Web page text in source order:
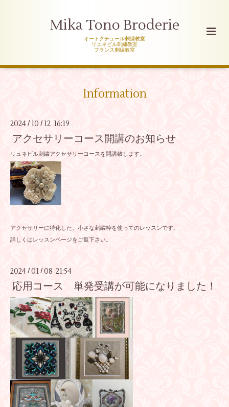
Mika Tono Broderie
オートクチュール刺繍教室
リュネビル刺繍教室
フランス刺繍教室
Information
2024 / 10 / 12 16:19
アクセサリーコース開講のお知らせ
リュネビル刺繍アクセサリーコースを開講致します。
アクセサリーに特化した、小さな刺繍枠を使ってのレッスンです。
詳しくはレッスンページをご覧下さい。
2024 / 01 /08 21:54
応用コース 単発受講が可能になりました！